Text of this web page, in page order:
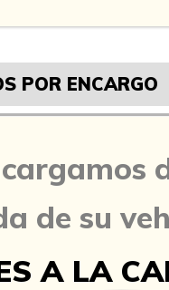
POR ENCARGO
de su
A LA